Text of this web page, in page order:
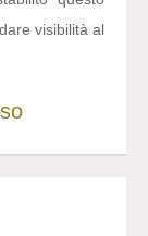
visibilità al